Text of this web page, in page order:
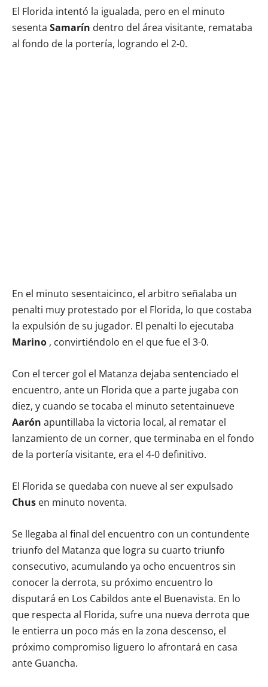
El Florida intentó la igualada, pero en el minuto
sesenta Samarín dentro del área visitante, remataba
al fondo de la portería, logrando el 2-0.
En el minuto sesentaicinco, el arbitro señalaba un
penalti muy protestado por el Florida, lo que costaba
la expulsión de su jugador. El penalti lo ejecutaba
Marino , convirtiéndolo en el que fue el 3-0.
Con el tercer gol el Matanza dejaba sentenciado el
encuentro, ante un Florida que a parte jugaba con
diez, y cuando se tocaba el minuto setentainueve
Aarón apuntillaba la victoria local, al rematar el
lanzamiento de un corner, que terminaba en el fondo
de la portería visitante, era el 4-0 definitivo.
El Florida se quedaba con nueve al ser expulsado
Chus en minuto noventa.
Se llegaba al final del encuentro con un contundente
triunfo del Matanza que logra su cuarto triunfo
consecutivo, acumulando ya ocho encuentros sin
conocer la derrota, su próximo encuentro lo
disputará en Los Cabildos ante el Buenavista. En lo
que respecta al Florida, sufre una nueva derrota que
le entierra un poco más en la zona descenso, el
próximo compromiso liguero lo afrontará en casa
ante Guancha.